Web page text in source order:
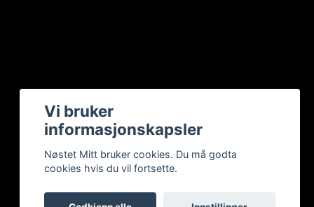
Vi bruker
informasjonskapsler
Nøstet Mitt bruker cookies. Du må godta
cookies hvis du vil fortsette.